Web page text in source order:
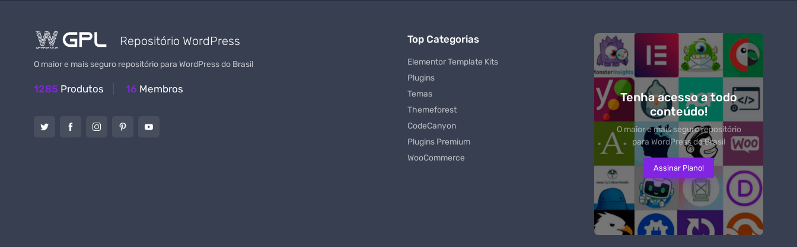
Repositório WordPress
O maior e mais seguro repositório para WordPress do Brasil
1285 Produtos 16 Membros
Top Categorias
Elementor Template Kits
Plugins
Temas
Themeforest
CodeCanyon
Plugins Premium
WooCommerce
Tenha acesso a todo
conteúdo!
O maior e mais seguro repositório
para WordPress do Brasil
Assinar Plano!